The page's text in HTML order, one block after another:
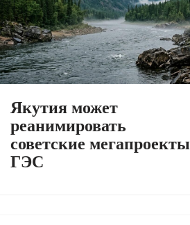
Якутия может
реанимировать
советские мегапроекты
ГЭС